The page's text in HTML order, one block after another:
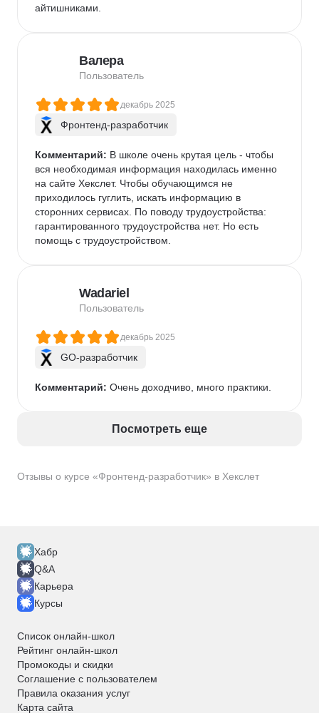
Отзывы о курсе «Фронтенд-разработчик» в Хекслет
айтишниками.
Валера
Пользователь
декабрь 2025
Фронтенд-разработчик
Комментарий: В школе очень крутая цель - чтобы
вся необходимая информация находилась именно
на сайте Хекслет. Чтобы обучающимся не
приходилось гуглить, искать информацию в
сторонних сервисах. По поводу трудоустройства:
гарантированного трудоустройства нет. Но есть
помощь с трудоустройством.
Wadariel
Пользователь
декабрь 2025
GO-разработчик
Комментарий: Очень доходчиво, много практики.
Посмотреть еще
Хабр
Q&A
Карьера
Курсы
Список онлайн-школ
Рейтинг онлайн-школ
Промокоды и скидки
Соглашение с пользователем
Правила оказания услуг
Карта сайта